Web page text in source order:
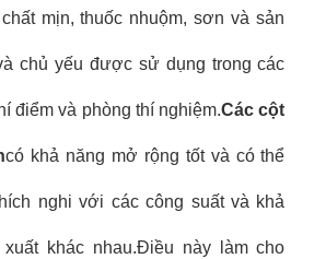
mịn, thuốc nhuộm, sơn và sản
chủ yếu được sử dụng trong các
điểm và phòng thí nghiệm.Các cột
có khả năng mở rộng tốt và có thể
nghi với các công suất và khả
xuất khác nhau.Điều này làm cho